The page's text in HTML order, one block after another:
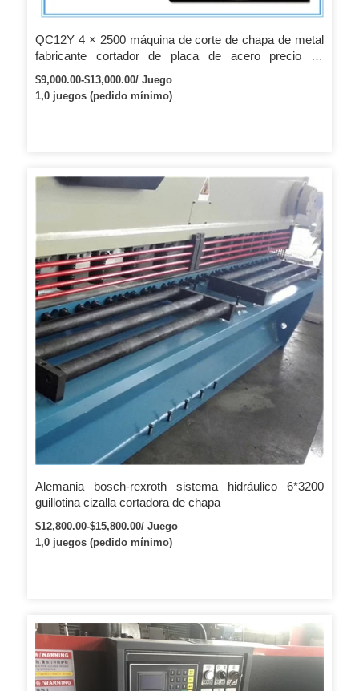
QC12Y 4 × 2500 máquina de corte de chapa de metal
fabricante cortador de placa de acero precio de
máquina de corte manual
$9,000.00-$13,000.00/ Juego
1,0 juegos (pedido mínimo)
Alemania bosch-rexroth sistema hidráulico 6*3200
guillotina cizalla cortadora de chapa
$12,800.00-$15,800.00/ Juego
1,0 juegos (pedido mínimo)